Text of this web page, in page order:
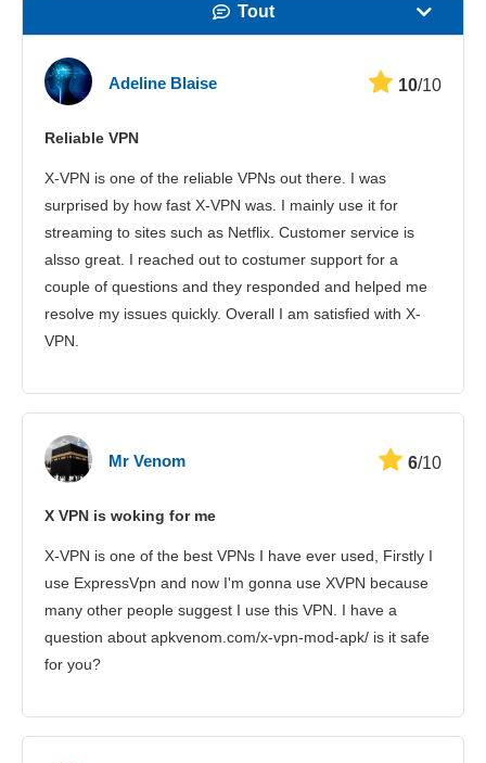
Tout
Іervice client
Adeline Blaise 10/10
Reliable VPN
X-VPN is one of the reliable VPNs out there. I was
surprised by how fast X-VPN was. I mainly use it for
streaming to sites such as Netflix. Customer service is
alsso great. I reached out to costumer support for a
couple of questions and they responded and helped me
resolve my issues quickly. Overall I am satisfied with X-
VPN.
Mr Venom 6/10
X VPN is woking for me
X-VPN is one of the best VPNs I have ever used, Firstly I
use ExpressVpn and now I'm gonna use XVPN because
many other people suggest I use this VPN. I have a
question about apkvenom.com/x-vpn-mod-apk/ is it safe
for you?